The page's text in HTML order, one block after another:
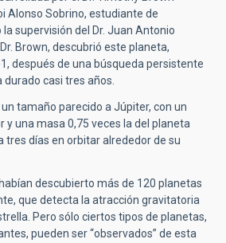
Alonso Sobrino, estudiante de
supervisión del Dr. Juan Antonio
Brown, descubrió este planeta,
después de una búsqueda persistente
casi tres años.
tamaño parecido a Júpiter, con un
y una masa 0,75 veces la del planeta
tres días en orbitar alrededor de su
descubierto más de 120 planetas
que detecta la atracción gravitatoria
Pero sólo ciertos tipos de planetas,
pueden ser “observados” de esta